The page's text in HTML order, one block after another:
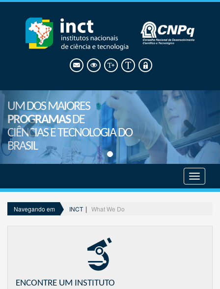
UM DOS MAIORES
PROGRAMASDE
CIÊNCIAS E TECNOLOGIA DO
BRASIL
menu
Navegando em INCT What We Do
ENCONTRE UM INSTITUTO